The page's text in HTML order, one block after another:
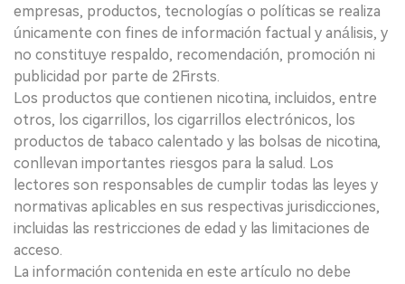
empresas, productos, tecnologías o políticas se realiza
únicamente con fines de información factual y análisis, y
no constituye respaldo, recomendación, promoción ni
publicidad por parte de 2Firsts.
Los productos que contienen nicotina, incluidos, entre
otros, los cigarrillos, los cigarrillos electrónicos, los
productos de tabaco calentado y las bolsas de nicotina,
conllevan importantes riesgos para la salud. Los
lectores son responsables de cumplir todas las leyes y
normativas aplicables en sus respectivas jurisdicciones,
incluidas las restricciones de edad y las limitaciones de
acceso.
La información contenida en este artículo no debe